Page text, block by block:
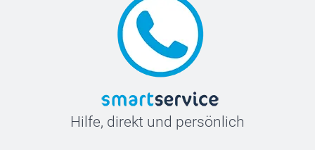
Hilfe, direkt und persönlich